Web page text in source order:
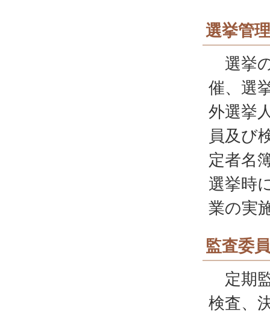
選挙管
選挙
催、選
外選挙
員及び
定者名
選挙時
業の実
監査委
定期
検査、